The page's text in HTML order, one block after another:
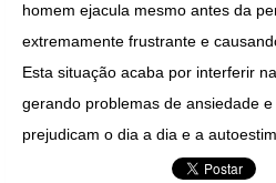
homem ejacula mesmo antes da
extremamente frustrante e
Esta situação acaba por interferir
gerando problemas de ansiedade
prejudicam o dia a dia e a